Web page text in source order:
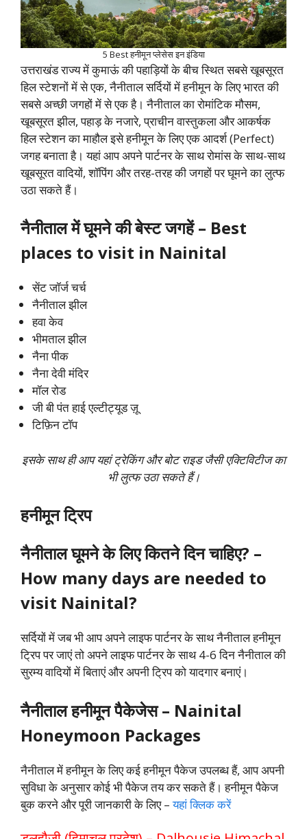
5 Best हनीमून प्लेसेस इन इंडिया
उत्तराखंड राज्य में कुमाऊं की पहाड़ियों के बीच स्थित सबसे खूबसूरत
हिल स्टेशनों में से एक, नैनीताल सर्दियों में हनीमून के लिए भारत की
सबसे अच्छी जगहों में से एक है। नैनीताल का रोमांटिक मौसम,
खूबसूरत झील, पहाड़ के नजारे, प्राचीन वास्तुकला और आकर्षक
हिल स्टेशन का माहौल इसे हनीमून के लिए एक आदर्श (Perfect)
जगह बनाता है। यहां आप अपने पार्टनर के साथ रोमांस के साथ-साथ
खूबसूरत वादियों, शॉपिंग और तरह-तरह की जगहों पर घूमने का लुत्फ
उठा सकते हैं।
नैनीताल में घूमने की बेस्ट जगहें – Best
places to visit in Nainital
सेंट जॉर्ज चर्च
नैनीताल झील
हवा केव
भीमताल झील
नैना पीक
नैना देवी मंदिर
मॉल रोड
जी बी पंत हाई एल्टीट्यूड ज़ू
टिफ़िन टॉप
इसके साथ ही आप यहां ट्रेकिंग और बोट राइड जैसी एक्टिविटीज का
भी लुत्फ उठा सकते हैं।
हनीमून ट्रिप
नैनीताल घूमने के लिए कितने दिन चाहिए? –
How many days are needed to
visit Nainital?
सर्दियों में जब भी आप अपने लाइफ पार्टनर के साथ नैनीताल हनीमून
ट्रिप पर जाएं तो अपने लाइफ पार्टनर के साथ 4-6 दिन नैनीताल की
सुरम्य वादियों में बिताएं और अपनी ट्रिप को यादगार बनाएं।
नैनीताल हनीमून पैकेजेस – Nainital
Honeymoon Packages
नैनीताल में हनीमून के लिए कई हनीमून पैकेज उपलब्ध हैं, आप अपनी
सुविधा के अनुसार कोई भी पैकेज तय कर सकते हैं। हनीमून पैकेज
बुक करने और पूरी जानकारी के लिए –यहां क्लिक करें